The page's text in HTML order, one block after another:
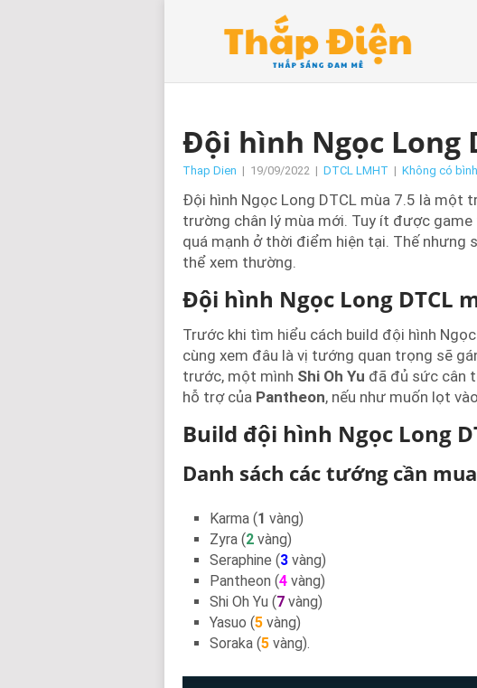
Đội hình Ngọc Long
Thap Dien | 19/09/2022 | DTCL LMHT | Không có
Đội hình Ngọc Long DTCL mùa 7.5 là một
trường chân lý mùa mới. Tuy ít được
quá mạnh ở thời điểm hiện tại. Thế nhưng
thể xem thường.
Đội hình Ngọc Long DTCL
Trước khi tìm hiểu cách build đội hình
cùng xem đâu là vị tướng quan trọng sẽ
trước, một mình Shi Oh Yu đã đủ sức cân
hỗ trợ của Pantheon, nếu như muốn lọt
Build đội hình Ngọc Long
Danh sách các tướng cần
Karma (1 vàng)
Zyra (2 vàng)
Seraphine (3 vàng)
Pantheon (4 vàng)
Shi Oh Yu (7 vàng)
Yasuo (5 vàng)
Soraka (5 vàng).